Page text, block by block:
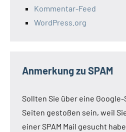
Kommentar-Feed
WordPress.org
Anmerkung zu SPAM
Sollten Sie über eine
Seiten gestoßen sein, weil
einer SPAM Mail gesucht